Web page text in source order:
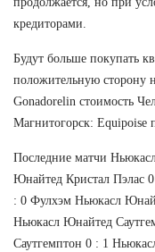
кредиторами.
Будут больше покупать
положительную сторону
Gonadorelin стоимость
Магнитогорск: Equipoise
Последние матчи
Юнайтед Кристал Пэлас
: 0 Фулхэм Ньюкасл
Ньюкасл Юнайтед
Саутгемптон 0 : 1